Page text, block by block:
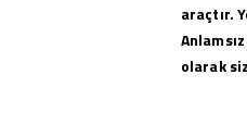
araçtır.
olarak